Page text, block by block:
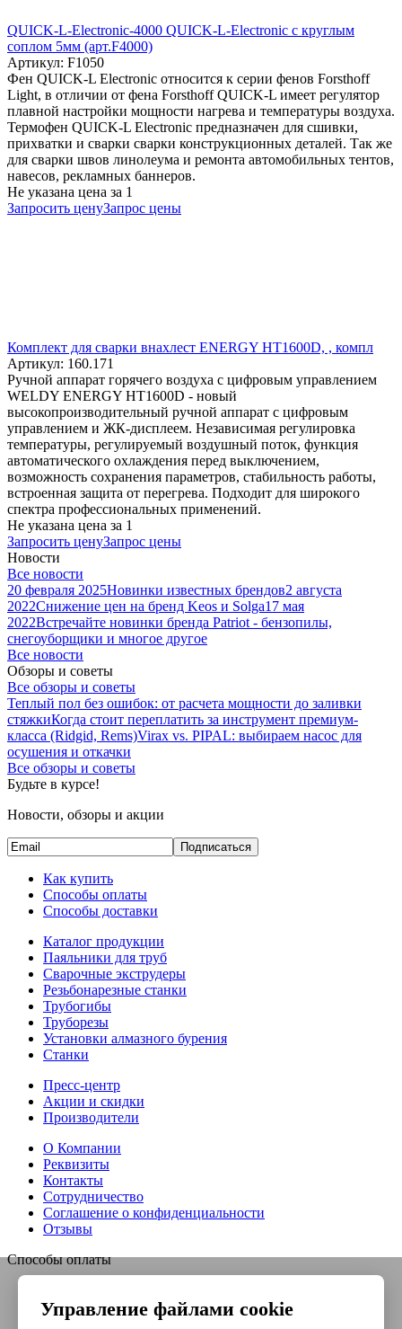
Управление файлами cookie
QUICK-L-Electronic-4000 QUICK-L-Electronic с круглым
соплом 5мм (арт.F4000)
Артикул: F1050
Фен QUICK-L Electronic относится к серии фенов Forsthoff
Light, в отличии от фена Forsthoff QUICK-L имеет регулятор
плавной настройки мощности нагрева и температуры воздуха.
Термофен QUICK-L Electronic предназначен для сшивки,
прихватки и сварки сварки конструкционных деталей. Так же
для сварки швов линолеума и ремонта автомобильных тентов,
навесов, рекламных баннеров.
Не указана цена за 1
Запросить ценуЗапрос цены
Комплект для сварки внахлест ENERGY HT1600D, , компл
Артикул: 160.171
Ручной аппарат горячего воздуха с цифровым управлением
WELDY ENERGY HT1600D - новый
высокопроизводительный ручной аппарат с цифровым
управлением и ЖК-дисплеем. Независимая регулировка
температуры, регулируемый воздушный поток, функция
автоматического охлаждения перед выключением,
возможность сохранения параметров, стабильность работы,
встроенная защита от перегрева. Подходит для широкого
спектра профессиональных применений.
Не указана цена за 1
Запросить ценуЗапрос цены
Новости
Все новости
20 февраля 2025Новинки известных брендов2 августа
2022Снижение цен на бренд Keos и Solga17 мая
2022Встречайте новинки бренда Patriot - бензопилы,
снегоуборщики и многое другое
Все новости
Обзоры и советы
Все обзоры и советы
Теплый пол без ошибок: от расчета мощности до заливки
стяжкиКогда стоит переплатить за инструмент премиум-
класса (Ridgid, Rems)Virax vs. PIPAL: выбираем насос для
осушения и откачки
Все обзоры и советы
Будьте в курсе!
Новости, обзоры и акции
Подписаться
Как купить
Способы оплаты
Способы доставки
Каталог продукции
Паяльники для труб
Сварочные экструдеры
Резьбонарезные станки
Трубогибы
Труборезы
Установки алмазного бурения
Станки
Пресс-центр
Акции и скидки
Производители
О Компании
Реквизиты
Контакты
Сотрудничество
Соглашение о конфиденциальности
Отзывы
Способы оплаты